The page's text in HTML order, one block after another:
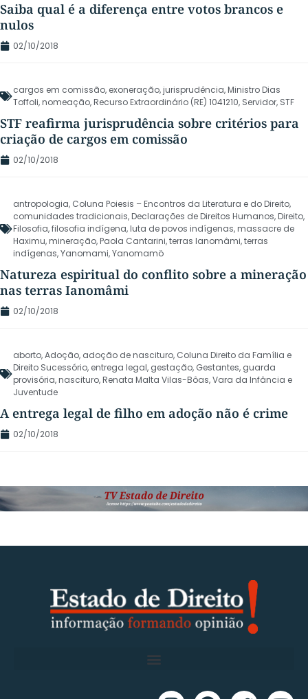
Saiba qual é a diferença entre votos brancos e
nulos
02/10/2018
cargos em comissão, exoneração,jurisprudência,Ministro Dias
Toffoli,nomeação,Recurso Extraordinário (RE) 1041210, Servidor, STF
STF reafirma jurisprudência sobre critérios para
criação de cargos em comissão
02/10/2018
antropologia, Coluna Poiesis – Encontros da Literatura e do Direito,
comunidades tradicionais,Declarações de Direitos Humanos,Direito,
Filosofia,filosofia indígena,luta de povos indígenas,massacre de
Haximu,mineração,Paola Cantarini,terras Ianomâmi,terras
indígenas,Yanomami,Yanomamö
Natureza espiritual do conflito sobre a mineração
nas terras Ianomâmi
02/10/2018
aborto,Adoção, adoção de nascituro, Coluna Direito da Família e
Direito Sucessório, entrega legal, gestação, Gestantes, guarda
provisória,nascituro,Renata Malta Vilas-Bôas,Vara da Infância e
Juventude
A entrega legal de filho em adoção não é crime
02/10/2018